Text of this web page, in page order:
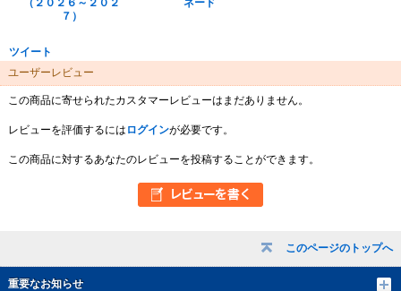
このページのトップへ
重要なお知らせ
（２０２６～２０２
７）
ネード
ツイート
ユーザーレビュー
この商品に寄せられたカスタマーレビューはまだありません。
レビューを評価するには ログインが必要です。
この商品に対するあなたのレビューを投稿することができます。